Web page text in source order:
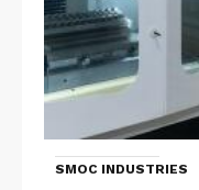
SMOC INDUSTRIES